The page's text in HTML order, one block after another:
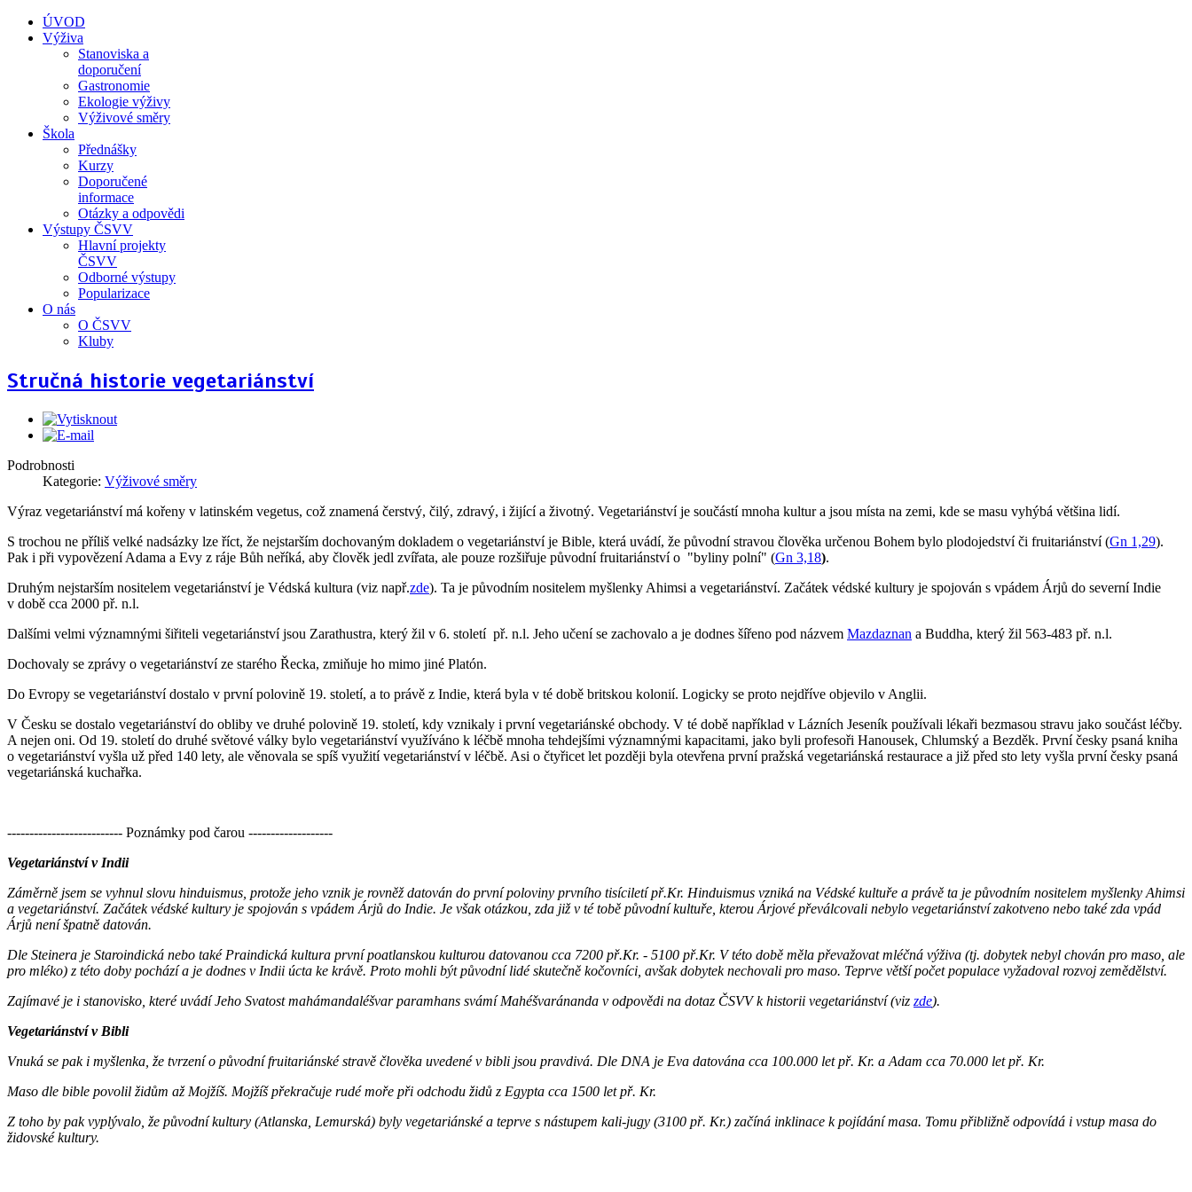
ÚVOD
Výživa
Stanoviska a
doporučení
Gastronomie
Ekologie výživy
Výživové směry
Škola
Přednášky
Kurzy
Doporučené
informace
Otázky a odpovědi
Výstupy ČSVV
Hlavní projekty
ČSVV
Odborné výstupy
Popularizace
O nás
O ČSVV
Kluby
Stručná historie vegetariánství
Podrobnosti
Kategorie: Výživové směry
Výraz vegetariánství má kořeny v latinském vegetus, což znamená čerstvý, čilý, zdravý, i žijící a životný. Vegetariánství je součástí mnoha kultur a jsou místa na zemi, kde se masu vyhýbá většina lidí.
S trochou ne příliš velké nadsázky lze říct, že nejstarším dochovaným dokladem o vegetariánství je Bible, která uvádí, že původní stravou člověka určenou Bohem bylo plodojedství či fruitariánství (Gn 1,29).
Pak i při vypovězení Adama a Evy z ráje Bůh neříká, aby člověk jedl zvířata, ale pouze rozšiřuje původní fruitariánství o "byliny polní" (Gn 3,18).
Druhým nejstarším nositelem vegetariánství je Védská kultura (viz např.zde). Ta je původním nositelem myšlenky Ahimsi a vegetariánství. Začátek védské kultury je spojován s vpádem Árjů do severní Indie
v době cca 2000 př. n.l.
Dalšími velmi významnými šiřiteli vegetariánství jsou Zarathustra, který žil v 6. století př. n.l. Jeho učení se zachovalo a je dodnes šířeno pod názvem Mazdaznan a Buddha, který žil 563-483 př. n.l.
Dochovaly se zprávy o vegetariánství ze starého Řecka, zmiňuje ho mimo jiné Platón.
Do Evropy se vegetariánství dostalo v první polovině 19. století, a to právě z Indie, která byla v té době britskou kolonií. Logicky se proto nejdříve objevilo v Anglii.
V Česku se dostalo vegetariánství do obliby ve druhé polovině 19. století, kdy vznikaly i první vegetariánské obchody. V té době například v Lázních Jeseník používali lékaři bezmasou stravu jako součást léčby.
A nejen oni. Od 19. století do druhé světové války bylo vegetariánství využíváno k léčbě mnoha tehdejšími významnými kapacitami, jako byli profesoři Hanousek, Chlumský a Bezděk. První česky psaná kniha
o vegetariánství vyšla už před 140 lety, ale věnovala se spíš využití vegetariánství v léčbě. Asi o čtyřicet let později byla otevřena první pražská vegetariánská restaurace a již před sto lety vyšla první česky psaná
vegetariánská kuchařka.
-------------------------- Poznámky pod čarou -------------------
Vegetariánství v Indii
Záměrně jsem se vyhnul slovu hinduismus, protože jeho vznik je rovněž datován do první poloviny prvního tisíciletí př.Kr. Hinduismus vzniká na Védské kultuře a právě ta je původním nositelem myšlenky Ahimsi
a vegetariánství. Začátek védské kultury je spojován s vpádem Árjů do Indie. Je však otázkou, zda již v té tobě původní kultuře, kterou Árjové převálcovali nebylo vegetariánství zakotveno nebo také zda vpád
Árjů není špatně datován.
Dle Steinera je Staroindická nebo také Praindická kultura první poatlanskou kulturou datovanou cca 7200 př.Kr. - 5100 př.Kr. V této době měla převažovat mléčná výživa (tj. dobytek nebyl chován pro maso, ale
pro mléko) z této doby pochází a je dodnes v Indii úcta ke krávě. Proto mohli být původní lidé skutečně kočovníci, avšak dobytek nechovali pro maso. Teprve větší počet populace vyžadoval rozvoj zemědělství.
Zajímavé je i stanovisko, které uvádíJeho Svatost mahámandaléšvar paramhans svámí Mahéšvaránanda v odpovědi na dotaz ČSVV k historii vegetariánství (viz zde).
Vegetariánství v Bibli
Vnuká se pak i myšlenka, že tvrzení o původní fruitariánské stravě člověka uvedené v bibli jsou pravdivá. Dle DNA je Eva datována cca 100.000 let př. Kr. a Adam cca 70.000 let př. Kr.
Maso dle bible povolil židům až Mojžíš. Mojžíš překračuje rudé moře při odchodu židů z Egypta cca 1500 let př. Kr.
Z toho by pak vyplývalo, že původní kultury (Atlanska, Lemurská) byly vegetariánské a teprve s nástupem kali-jugy (3100 př. Kr.) začíná inklinace k pojídání masa. Tomu přibližně odpovídá i vstup masa do
židovské kultury.